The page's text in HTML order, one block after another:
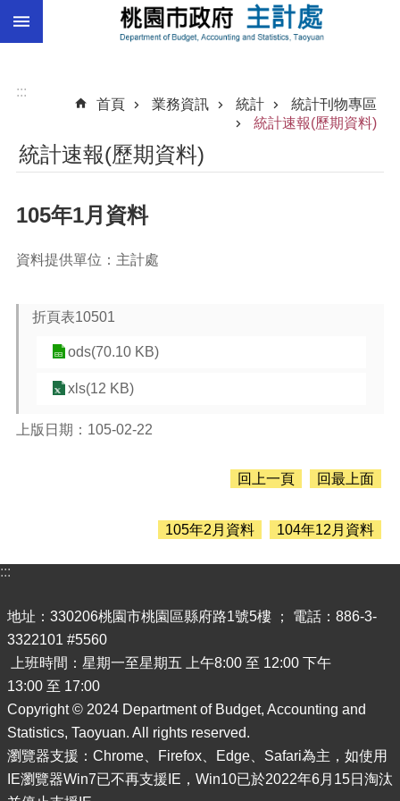
跳到主要內容區塊
總
算
階
尋
公
告
通
訊
錄
業
務
資
訊
便
:::
首頁
業務資訊 統計
統計刊物專區
統計速報(歷期資料)
統計速報(歷期資料)
105年1月資料
資料提供單位：主計處
折頁表10501
ods(70.10 KB)
xls(12 KB)
上版日期：105-02-22
回上一頁 回最上面
105年2月資料 104年12月資料
:::
地址：330206桃園市桃園區縣府路1號5樓 ； 電話：886-3-
3322101 #5560
上班時間：星期一至星期五 上午8:00 至 12:00 下午
13:00 至 17:00
Copyright © 2024 Department of Budget, Accounting and
Statistics, Taoyuan. All rights reserved.
瀏覽器支援：Chrome、Firefox、Edge、Safari為主，如使用
IE瀏覽器Win7已不再支援IE，Win10已於2022年6月15日淘汰